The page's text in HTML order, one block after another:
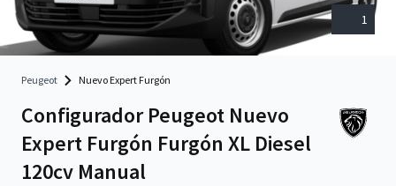
1
Peugeot Nuevo Expert Furgón
Configurador Peugeot Nuevo
Expert Furgón Furgón XL Diesel
120cv Manual